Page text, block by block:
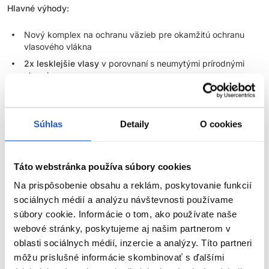
Súhlas Detaily O cookies
Táto webstránka používa súbory cookies
Na prispôsobenie obsahu a reklám, poskytovanie funkcií
sociálnych médií a analýzu návštevnosti používame
súbory cookie. Informácie o tom, ako používate naše
webové stránky, poskytujeme aj našim partnerom v
oblasti sociálnych médií, inzercie a analýzy. Títo partneri
môžu príslušné informácie skombinovať s ďalšími
Hlavné výhody:
Nový komplex na ochranu väzieb pre okamžitú ochranu
vlasového vlákna
2x lesklejšie vlasy v porovnaní s neumytými prírodnými
vlasmi
Vydržia až27 umytí+ bledne v tóne
Vytvorené pre jednoliate, prelínané, bohaté farebné
výšku tónu
Skvelé pre klientky, ktoré chcú pravidelne meniť svoju farbu
Až 50% krytie šedín
Pomer miešania:1 : 1 Super Sync +3% krémový oxidant Matrix
Aplikácia: suché alebo z 80% vysušené vlasy
ZOBRAZIŤ VIAC